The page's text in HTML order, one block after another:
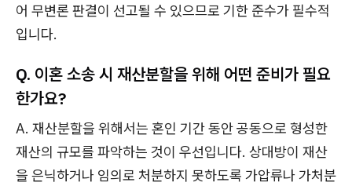
어 무변론 판결이 선고될 수 있으므로 기한 준수가 필수적
입니다.
Q. 이혼 소송 시 재산분할을 위해 어떤 준비가 필요
한가요?
A. 재산분할을 위해서는 혼인 기간 동안 공동으로 형성한
재산의 규모를 파악하는 것이 우선입니다. 상대방이 재산
을 은닉하거나 임의로 처분하지 못하도록 가압류나 가처분